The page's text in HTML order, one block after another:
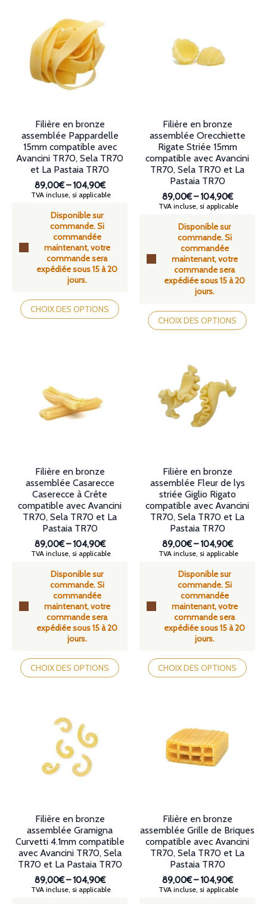
options
peuvent
être
choisies
sur
produit
choisies
Disponible sur
commande. Si
commandée
maintenant, votre
commande sera
expédiée sous 15 à 20
jours.
Filière en bronze
assemblée Pappardelle
15mm compatible avec
Avancini TR70, Sela TR70
et La Pastaia TR70
89,00€–104,90€
Plage
prix :
89,00€
à
104,90€
TVA incluse, si applicable
CHOIX DES OPTIONS
Ce
produit
choisies
Disponible sur
commande. Si
commandée
maintenant, votre
commande sera
expédiée sous 15 à 20
jours.
Filière en bronze
assemblée Orecchiette
Rigate Striée 15mm
compatible avec Avancini
TR70, Sela TR70 et La
Pastaia TR70
89,00€–104,90€
Plage
prix :
89,00€
à
104,90€
TVA incluse, si applicable
CHOIX DES OPTIONS
Ce
produit
peuvent
être
choisies
produit
Disponible sur
commande. Si
commandée
maintenant, votre
commande sera
expédiée sous 15 à 20
jours.
Filière en bronze
assemblée Casarecce
Caserecce à Crête
compatible avec Avancini
TR70, Sela TR70 et La
Pastaia TR70
89,00€–104,90€
Plage
prix :
89,00€
à
104,90€
TVA incluse, si applicable
CHOIX DES OPTIONS
Ce
produit
produit
Disponible sur
commande. Si
commandée
maintenant, votre
commande sera
expédiée sous 15 à 20
jours.
Filière en bronze
assemblée Fleur de lys
striée Giglio Rigato
compatible avec Avancini
TR70, Sela TR70 et La
Pastaia TR70
89,00€–104,90€
Plage
prix :
89,00€
à
104,90€
TVA incluse, si applicable
CHOIX DES OPTIONS
Ce
produit
peuvent
choisies
produit
Filière en bronze
assemblée Gramigna
Curvetti 4.1mm compatible
avec Avancini TR70, Sela
TR70 et La Pastaia TR70
89,00€–104,90€
Plage
TVA incluse, si applicable
Filière en bronze
assemblée Grille de Briques
compatible avec Avancini
TR70, Sela TR70 et La
Pastaia TR70
89,00€–104,90€
Plage
TVA incluse, si applicable